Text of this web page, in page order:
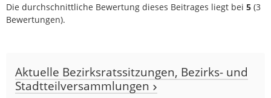
Die durchschnittliche Bewertung dieses Beitrages liegt bei 5 (3
Bewertungen).
Aktuelle Bezirksratssitzungen, Bezirks- und
Stadtteilversammlungen